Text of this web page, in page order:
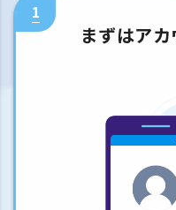
1
まずはア